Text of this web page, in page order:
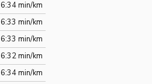
6:34 min/km
6:33 min/km
6:33 min/km
6:32 min/km
6:34 min/km